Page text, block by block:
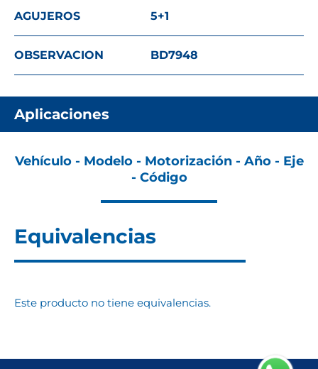
AGUJEROS 5+1
OBSERVACION BD7948
Aplicaciones
Vehículo - Modelo - Motorización - Año - Eje
- Código
Equivalencias
Este producto no tiene equivalencias.